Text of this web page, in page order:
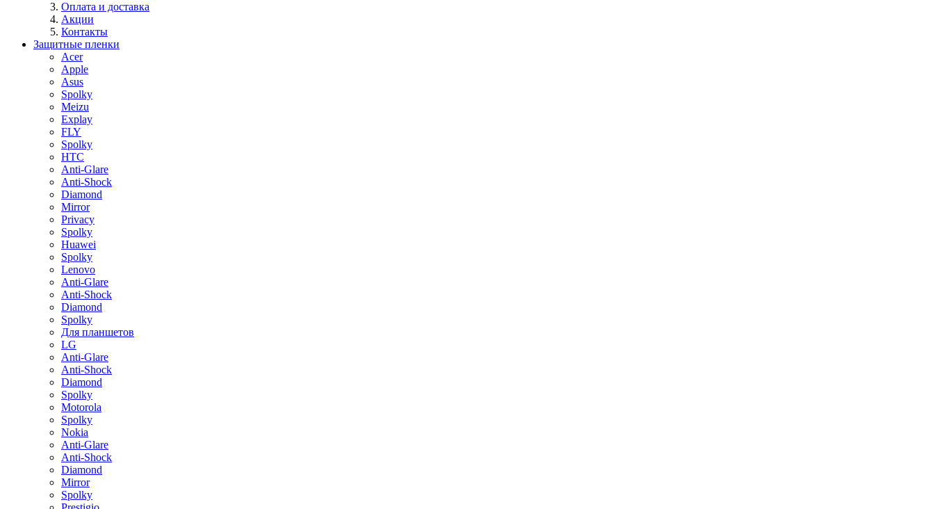
Оплата и доставка
Акции
Контакты
Защитные пленки
Acer
Apple
Asus
Spolky
Meizu
Explay
FLY
Spolky
HTC
Anti-Glare
Anti-Shock
Diamond
Mirror
Privacy
Spolky
Huawei
Spolky
Lenovo
Anti-Glare
Anti-Shock
Diamond
Spolky
Для планшетов
LG
Anti-Glare
Anti-Shock
Diamond
Spolky
Motorola
Spolky
Nokia
Anti-Glare
Anti-Shock
Diamond
Mirror
Spolky